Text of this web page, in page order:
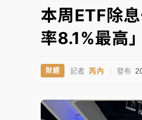
台東農業處長涉圖利渡
父親節泡湯了！中颱白
中信慈善基金會想增加
台東農業處長涉圖利渡
▲
▼
本周ETF除
率8.1%最高」
財經 記者 芮內 | 發布